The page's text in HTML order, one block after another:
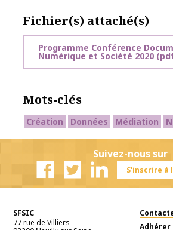
Fichier(s) attaché(s)
Programme Conférence
Numérique et Société 2020
Mots-clés
Création Données Médiation
Suivez-nous sur
S'inscrire à
SFSIC
77 rue de Villiers
Adhérer